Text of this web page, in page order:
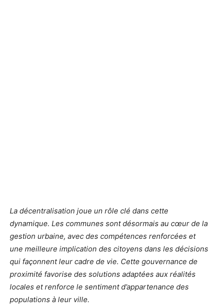
La décentralisation joue un rôle clé dans cette
dynamique. Les communes sont désormais au cœur de la
gestion urbaine, avec des compétences renforcées et
une meilleure implication des citoyens dans les décisions
qui façonnent leur cadre de vie. Cette gouvernance de
proximité favorise des solutions adaptées aux réalités
locales et renforce le sentiment d’appartenance des
populations à leur ville.